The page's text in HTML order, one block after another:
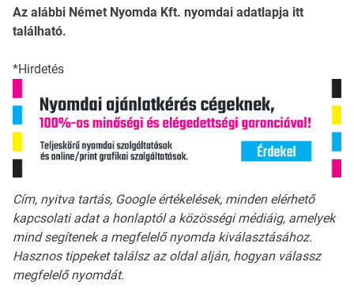
Az alábbi Német Nyomda Kft. nyomdai adatlapja itt
található.
*Hirdetés
Cím, nyitva tartás, Google értékelések, minden elérhető
kapcsolati adat a honlaptól a közösségi médiáig, amelyek
mind segítenek a megfelelő nyomda kiválasztásához.
Hasznos tippeket találsz az oldal alján, hogyan válassz
megfelelő nyomdát.